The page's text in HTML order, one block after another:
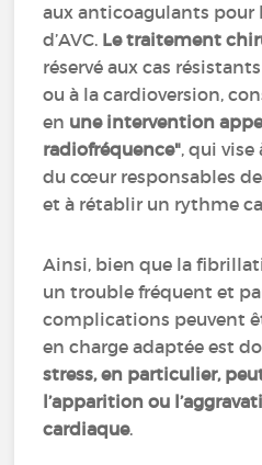
aux anticoagulants
d’AVC. Le traitement
réservé aux cas
ou à la cardioversion,
en une intervention
radiofréquence", qui vise
du cœur responsables
et à rétablir un rythme
Ainsi, bien que la
un trouble fréquent et
complications peuvent
en charge adaptée est
stress, en particulier,
l’apparition ou
cardiaque.